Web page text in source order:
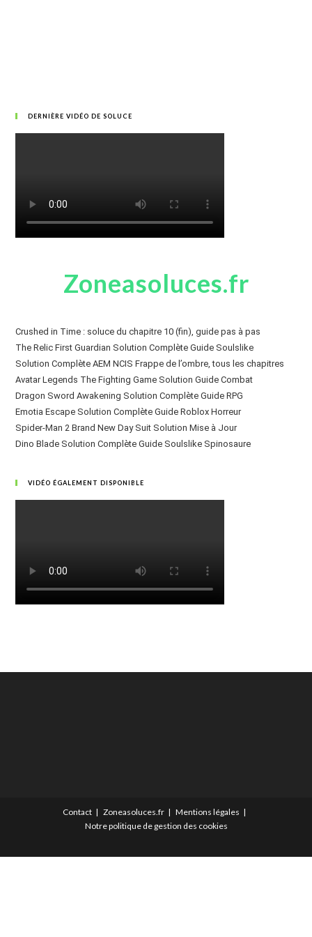
DERNIÈRE VIDÉO DE SOLUCE
Zoneasoluces.fr
Crushed in Time : soluce du chapitre 10 (fin), guide pas à pas
The Relic First Guardian Solution Complète Guide Soulslike
Solution Complète AEM NCIS Frappe de l’ombre, tous les chapitres
Avatar Legends The Fighting Game Solution Guide Combat
Dragon Sword Awakening Solution Complète Guide RPG
Emotia Escape Solution Complète Guide Roblox Horreur
Spider-Man 2 Brand New Day Suit Solution Mise à Jour
Dino Blade Solution Complète Guide Soulslike Spinosaure
VIDÉO ÉGALEMENT DISPONIBLE
Contact Zoneasoluces.fr
Mentions légales
Notre politique de gestion des cookies